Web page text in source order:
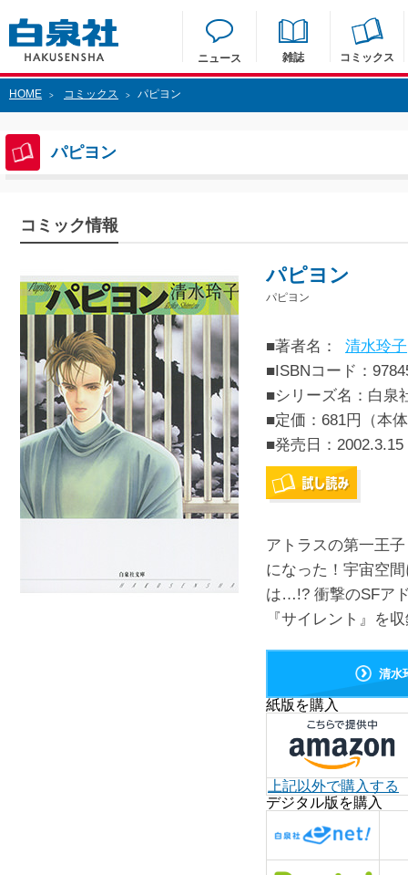
ニュース 雑誌 コミックス
HOME > コミックス > パピヨン
パピヨン
コミック情報
パピヨン
パピヨン
■著者名：
清水玲子
■ISBNコード：
■シリーズ名：白泉
■定価：681円（本
■発売日： 2002.3.15
アトラスの第一王
になった！宇宙空
は…!? 衝撃のSFア
『サイレント』を
清水
紙版を購入
上記以外で購入する
デジタル版を購入